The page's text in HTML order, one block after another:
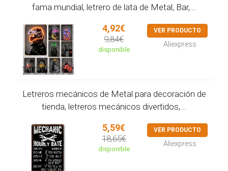
fama mundial, letrero de lata de Metal, Bar,...
4,92€
9,84€
disponible
VER PRODUCTO
Aliexpress
Letreros mecánicos de Metal para decoración de
tienda, letreros mecánicos divertidos,...
5,59€
18,65€
disponible
VER PRODUCTO
Aliexpress